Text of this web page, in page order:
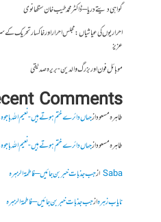
گواہی دیتے دریا – ڈاکٹر محمد طیب خان سنگھانوی
احراریوں کی عیاشیاں : مجلس احرار اور خاکسار تحریک
عزیز
موبائل فون اور بزرگ والدین- بریرہ صدیقی
Comments
طاہرہ مسعودازجہاں دائرے ختم ہوتے ہیں- نعیم اللہ باجوہ
طاہرہ مسعودازجہاں دائرے ختم ہوتے ہیں- نعیم اللہ باجوہ
Sabaازجب جذبات خبر بن جائیں – فاطمۃالزہرہ
نایاب زہرہازجب جذبات خبر بن جائیں – فاطمۃالزہرہ